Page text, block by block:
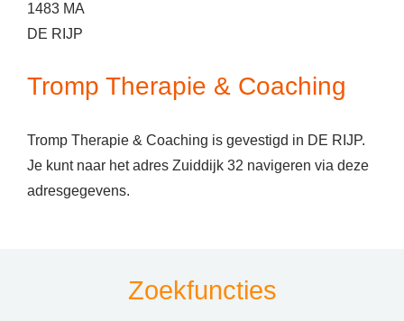
1483 MA
DE RIJP
Tromp Therapie & Coaching
Tromp Therapie & Coaching is gevestigd in DE RIJP.
Je kunt naar het adres Zuiddijk 32 navigeren via deze
adresgegevens.
Zoekfuncties